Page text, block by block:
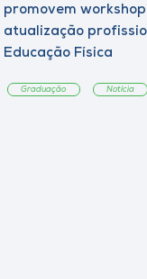
promovem
atualização
Educação Física
Graduação Notícia